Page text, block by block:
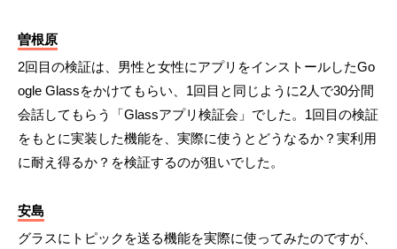
曽根原
2回目の検証は、男性と女性にアプリをインストールしたGo
ogle Glassをかけてもらい、1回目と同じように2人で30分間
会話してもらう「Glassアプリ検証会」でした。1回目の検証
をもとに実装した機能を、実際に使うとどうなるか？実利用
に耐え得るか？を検証するのが狙いでした。
安島
グラスにトピックを送る機能を実際に使ってみたのですが、